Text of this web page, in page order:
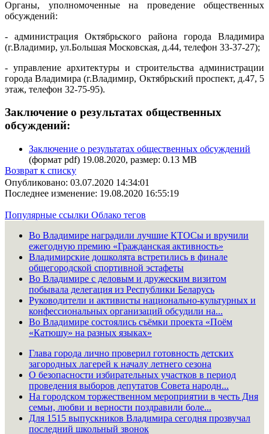
Органы, уполномоченные на проведение общественных
обсуждений:
- администрация Октябрьского района города Владимира
(г.Владимир, ул.Большая Московская, д.44, телефон 33-37-27);
- управление архитектуры и строительства администрации
города Владимира (г.Владимир, Октябрьский проспект, д.47, 5
этаж, телефон 32-75-95).
Заключение о результатах общественных
обсуждений:
Заключение о результатах общественных обсуждений
(формат pdf) 19.08.2020, размер: 0.13 MB
Возврат к списку
Опубликовано: 03.07.2020 14:34:01
Последнее изменение: 19.08.2020 16:55:19
Популярные ссылки Облако тегов
Во Владимире наградили лучшие КТОСы и вручили
ежегодную премию «Гражданская активность»
Владимирские дошколята встретились в финале
общегородской спортивной эстафеты
Во Владимире с деловым и дружеским визитом
побывала делегация из Республики Беларусь
Руководители и активисты национально-культурных и
конфессиональных организаций обсудили на...
Во Владимире состоялись съёмки проекта «Поём
«Катюшу» на разных языках»
Глава города лично проверил готовность детских
загородных лагерей к началу летнего сезона
О безопасности избирательных участков в период
проведения выборов депутатов Совета народн...
На городском торжественном мероприятии в честь Дня
семьи, любви и верности поздравили боле...
Для 1515 выпускников Владимира сегодня прозвучал
последний школьный звонок